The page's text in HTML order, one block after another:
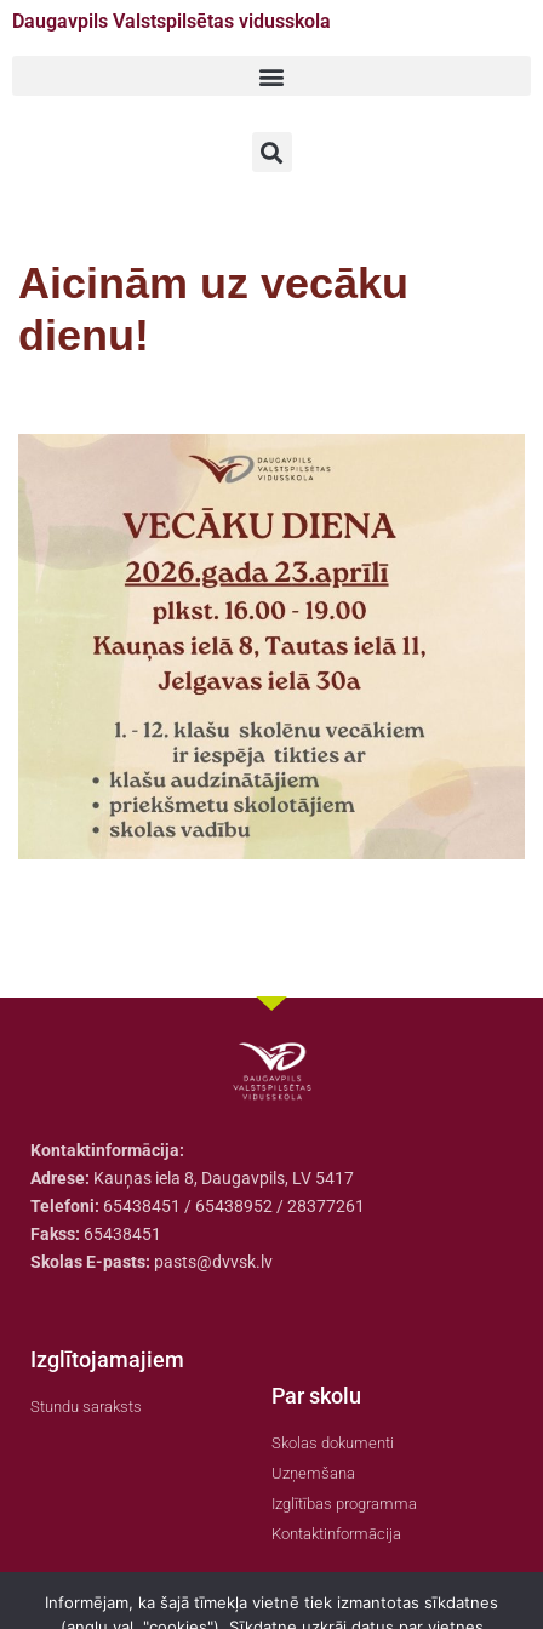
Daugavpils Valstspilsētas vidusskola
Aicinām uz vecāku
dienu!
Kontaktinformācija:
Adrese: Kauņas iela 8, Daugavpils, LV 5417
Telefoni: 65438451 / 65438952 / 28377261
Fakss: 65438451
Skolas E-pasts: pasts@dvvsk.lv
Izglītojamajiem
Stundu saraksts Par skolu
Skolas dokumenti
Uzņemšana
Izglītības programma
Kontaktinformācija
Informējam, ka šajā tīmekļa vietnē tiek izmantotas sīkdatnes